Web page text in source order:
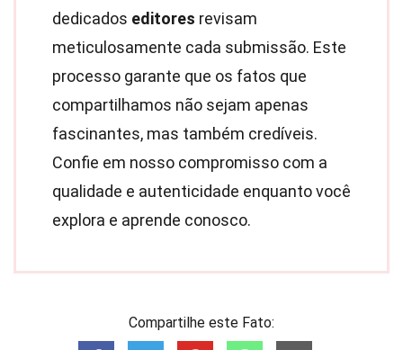
dedicados editores revisam
meticulosamente cada submissão. Este
processo garante que os fatos que
compartilhamos não sejam apenas
fascinantes, mas também credíveis.
Confie em nosso compromisso com a
qualidade e autenticidade enquanto você
explora e aprende conosco.
Compartilhe este Fato: